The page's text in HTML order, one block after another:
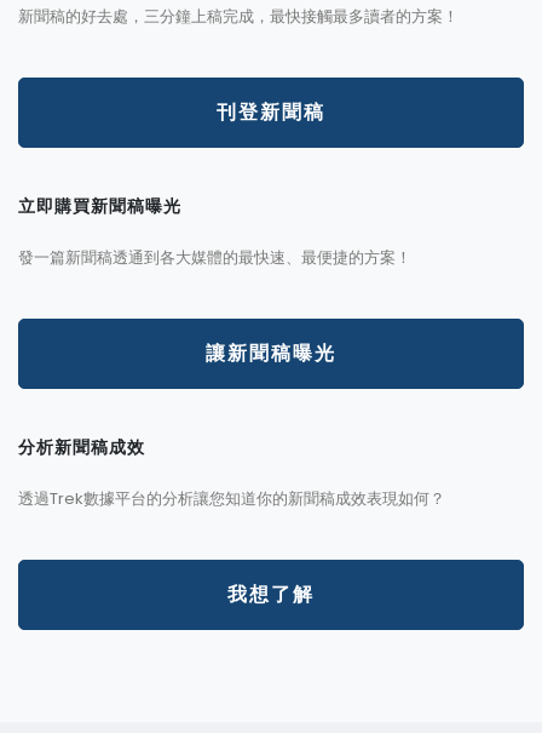
新聞稿的好去處，三分鐘上稿完成，最快接觸最多讀者的方案！
刊登新聞稿
立即購買新聞稿曝光
發一篇新聞稿透通到各大媒體的最快速、最便捷的方案！
讓新聞稿曝光
分析新聞稿成效
透過Trek數據平台的分析讓您知道你的新聞稿成效表現如何？
我想了解